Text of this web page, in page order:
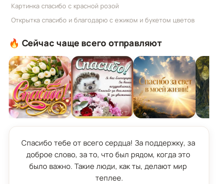
Картинка спасибо с красной розой
Открытка спасибо и благодарю с ежиком и букетом цветов
🔥 Сейчас чаще всего отправляют
Спасибо тебе от всего сердца! За поддержку, за
доброе слово, за то, что был рядом, когда это
было важно. Такие люди, как ты, делают мир
теплее.